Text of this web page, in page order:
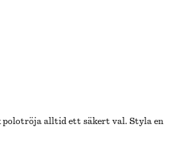
polotröja alltid ett säkert val. Styla en